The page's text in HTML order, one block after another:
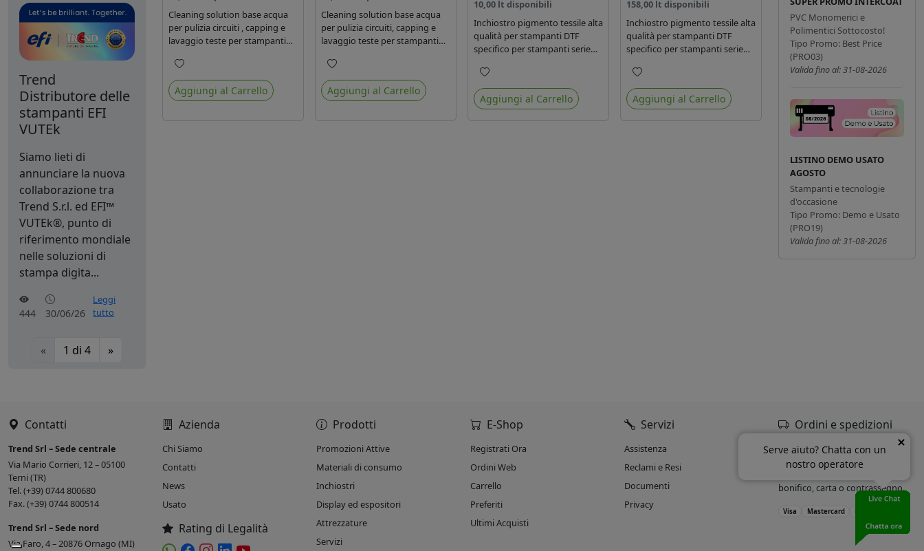
Trend
Distributore delle
stampanti EFI
VUTEk
Siamo lieti di
annunciare la nuova
collaborazione tra
Trend S.r.l. ed EFI™
VUTEk®, punto di
riferimento mondiale
nelle soluzioni di
stampa digita...
444 30/06/26
Leggi
tutto
« 1 di 4 »
Cleaning solution base acqua
per pulizia circuiti , capping e
lavaggio teste per stampanti
Preferiti
Aggiungi al Carrello
Cleaning solution base acqua
per pulizia circuiti, capping e
lavaggio teste per stampanti
Preferiti
Aggiungi al Carrello
10,00 lt disponibili
Inchiostro pigmento tessile alta
qualità per stampanti DTF
specifico per stampanti serie
Preferiti
Aggiungi al Carrello
158,00 lt disponibili
Inchiostro pigmento tessile alta
qualità per stampanti DTF
specifico per stampanti serie
Oeko-tex eco passport.
Preferiti
Aggiungi al Carrello
PVC Monomerici e
Polimentici Sottocosto!
Tipo Promo: Best Price
(PRO03)
Valida fino al: 31-08-2026
LISTINO DEMO USATO
AGOSTO
Stampanti e tecnologie
d'occasione
Tipo Promo: Demo e Usato
(PRO19)
Valida fino al: 31-08-2026
Contatti
Trend Srl – Sede centrale
Via Mario Corrieri, 12 – 05100
Terni (TR)
Tel. (+39) 0744 800680
Fax. (+39) 0744 800514
Trend Srl – Sede nord
Via Faro, 4 – 20876 Ornago (MI)
Azienda
Chi Siamo
Contatti
News
Usato
Rating di Legalità
Prodotti
Promozioni Attive
Materiali di consumo
Inchiostri
Display ed espositori
Attrezzature
Servizi
E-Shop
Registrati Ora
Ordini Web
Carrello
Preferiti
Ultimi Acquisti
Servizi
Assistenza
Reclami e Resi
Documenti
Privacy
Ordini e spedizioni
Oltre il 90% delle spedizioni
entro 24h dall’ordine.
bonifico, carta o contrassegno.
Visa Mastercard
Serve aiuto? Chatta con un
nostro operatore